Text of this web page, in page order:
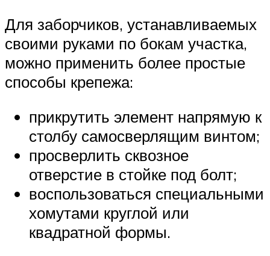
Для заборчиков, устанавливаемых
своими руками по бокам участка,
можно применить более простые
способы крепежа:
прикрутить элемент напрямую к
столбу самосверлящим винтом;
просверлить сквозное
отверстие в стойке под болт;
воспользоваться специальными
хомутами круглой или
квадратной формы.